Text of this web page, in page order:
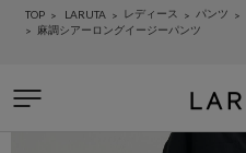
TOP LARUTA レディース パンツ
麻調シアーロングイージーパンツ